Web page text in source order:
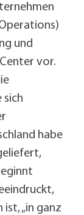
und
vor.
sich
habe
„in ganz